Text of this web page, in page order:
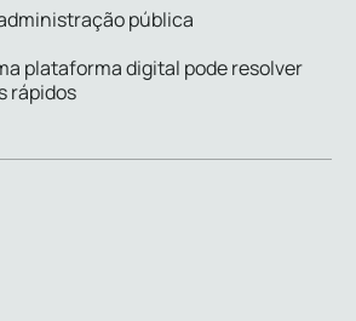
pública
plataforma digital pode resolver
rápidos